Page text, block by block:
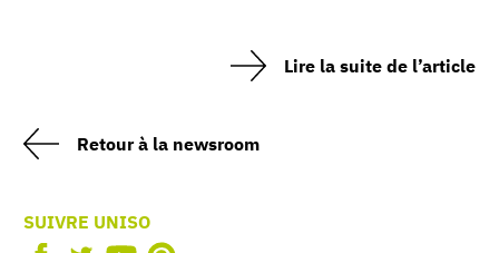
Lire la suite de l’article
Retour à la newsroom
SUIVRE UNISO